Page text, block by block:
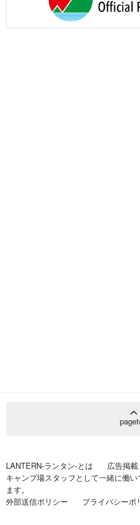
LANTERN-ランタン-とは
広告掲
キャンプ場スタッフとして一緒に働
ます。
外部送信ポリシー
プライバシーポ